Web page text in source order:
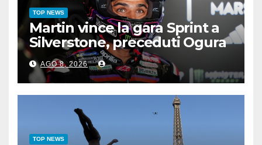
TOP NEWS
Martin vince la gara Sprint a
Silverstone, preceduti Ogura
e Bezzecchi
AGO 8, 2026
TOP NEWS